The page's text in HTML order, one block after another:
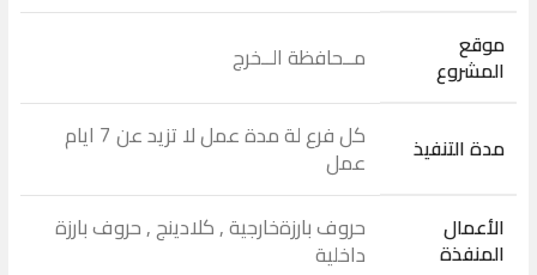
موقع
المشروع مــحافظة الــخرج
مدة التنفيذ كل فرع لة مدة عمل لا تزيد عن 7 ايام
عمل
الأعمال
المنفذة
حروف بارزةخارجية , كلادينج , حروف بارزة
داخلية